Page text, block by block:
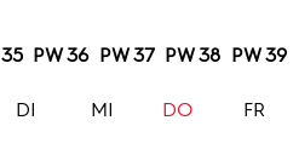
PW 36 PW 37 PW 38 PW 39
DI MI DO FR